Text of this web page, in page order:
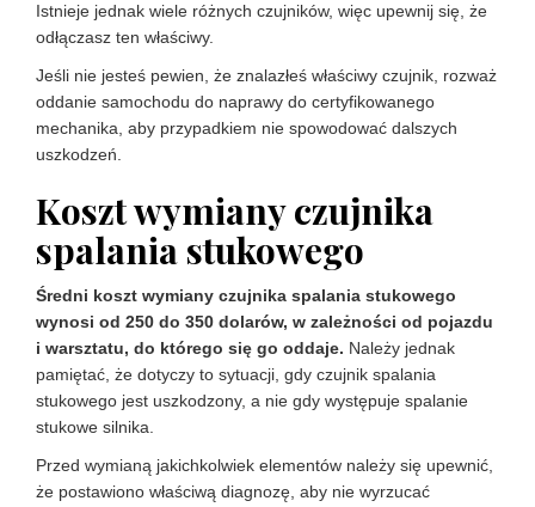
Istnieje jednak wiele różnych czujników, więc upewnij się, że
odłączasz ten właściwy.
Jeśli nie jesteś pewien, że znalazłeś właściwy czujnik, rozważ
oddanie samochodu do naprawy do certyfikowanego
mechanika, aby przypadkiem nie spowodować dalszych
uszkodzeń.
Koszt wymiany czujnika
spalania stukowego
Średni koszt wymiany czujnika spalania stukowego
wynosi od 250 do 350 dolarów, w zależności od pojazdu
i warsztatu, do którego się go oddaje. Należy jednak
pamiętać, że dotyczy to sytuacji, gdy czujnik spalania
stukowego jest uszkodzony, a nie gdy występuje spalanie
stukowe silnika.
Przed wymianą jakichkolwiek elementów należy się upewnić,
że postawiono właściwą diagnozę, aby nie wyrzucać